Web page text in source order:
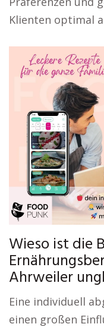
Klienten optimal
Wieso ist die
Ahrweiler
Eine individuell
einen großen